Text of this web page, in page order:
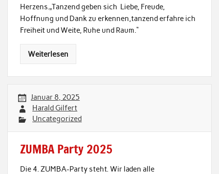
Herzens.„Tanzend geben sich Liebe, Freude,
Hoffnung und Dank zu erkennen,tanzend erfahre ich
Freiheit und Weite, Ruhe und Raum.“
Weiterlesen
Januar 8, 2025
Harald Gilfert
Uncategorized
ZUMBA Party 2025
Die 4. ZUMBA-Party steht. Wir laden alle